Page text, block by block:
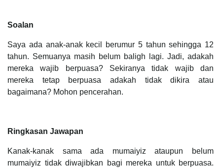
Soalan
Saya ada anak-anak kecil berumur 5 tahun sehingga 12
tahun. Semuanya masih belum baligh lagi. Jadi, adakah
mereka wajib berpuasa? Sekiranya tidak wajib dan
mereka tetap berpuasa adakah tidak dikira atau
bagaimana? Mohon pencerahan.
Ringkasan Jawapan
Kanak-kanak sama ada mumaiyiz ataupun belum
mumaiyiz tidak diwajibkan bagi mereka untuk berpuasa.